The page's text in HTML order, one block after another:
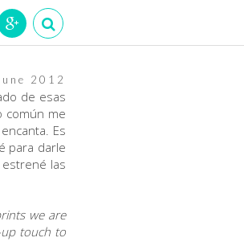
2012
de esas
común me
Es
para darle
estrené las
we are
touch to